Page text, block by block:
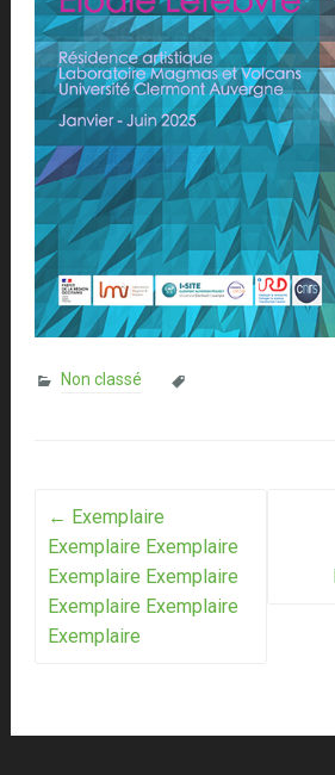
Non classé
Post
navigation
← Exemplaire
Exemplaire Exemplaire
Exemplaire Exemplaire
Exemplaire Exemplaire
Exemplaire